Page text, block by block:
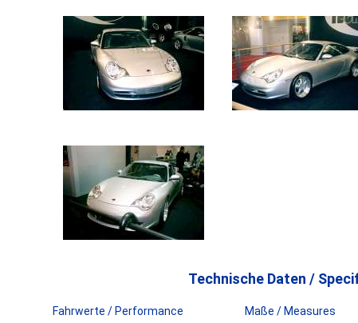
Technische Daten /
Fahrwerte / Performance Maße / Measures